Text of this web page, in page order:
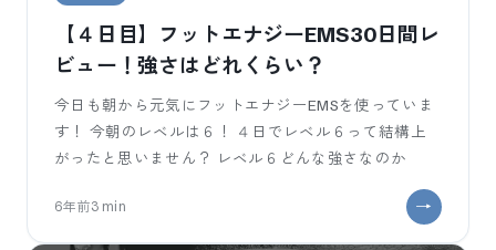
【４日目】フットエナジーEMS30日間レ
ビュー！強さはどれくらい？
今日も朝から元気にフットエナジーEMSを使っていま
す！ 今朝のレベルは６！ ４日でレベル６って結構上
がったと思いません？ レベル６どんな強さなのか
6年前3min